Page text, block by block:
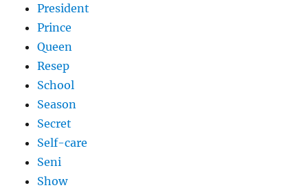
President
Prince
Queen
Resep
School
Season
Secret
Self-care
Seni
Show